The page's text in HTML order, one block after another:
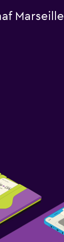
Marseille